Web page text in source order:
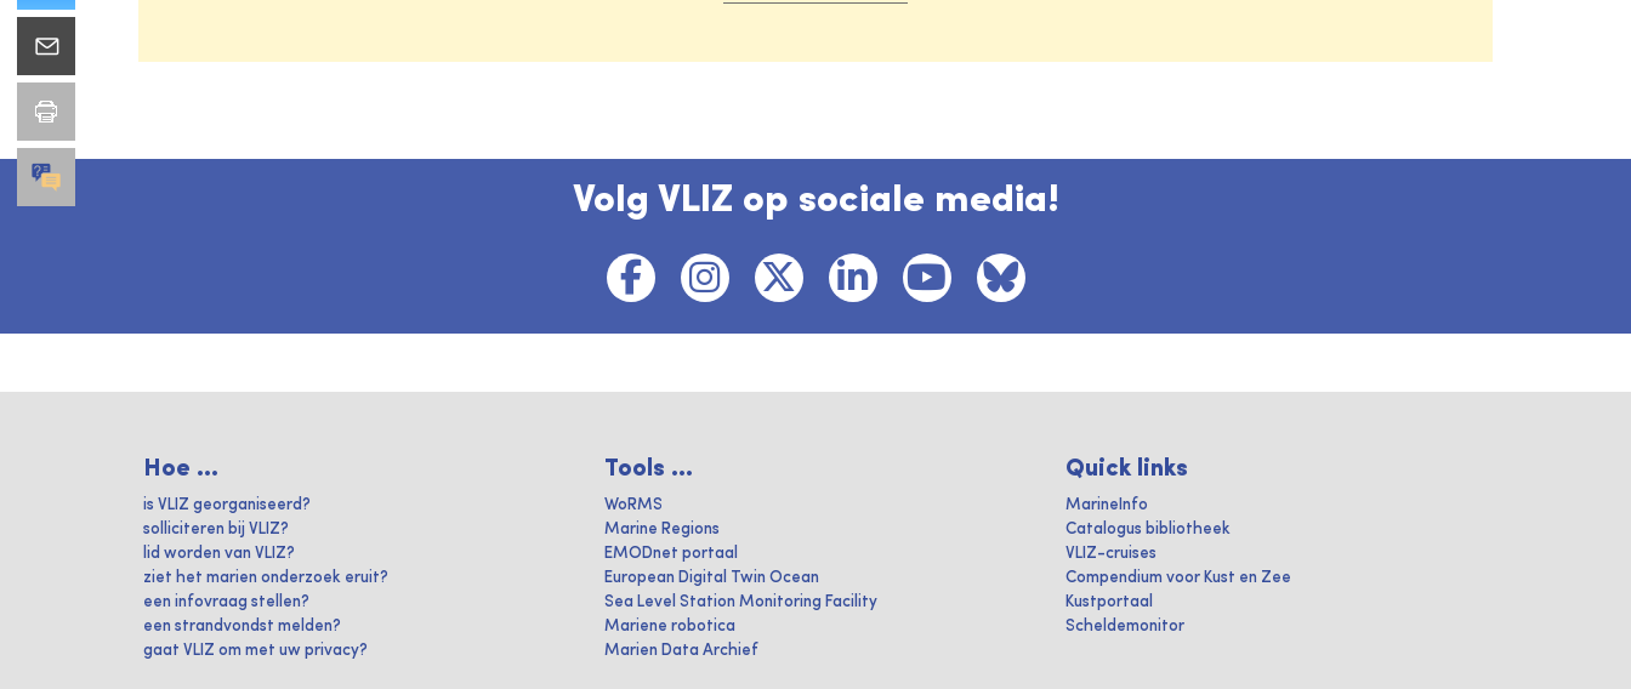
Volg VLIZ op sociale media!
Hoe ...
is VLIZ georganiseerd?
solliciteren bij VLIZ?
lid worden van VLIZ?
ziet het marien onderzoek eruit?
een infovraag stellen?
een strandvondst melden?
gaat VLIZ om met uw privacy?
Tools ...
WoRMS
Marine Regions
EMODnet portaal
European Digital Twin Ocean
Sea Level Station Monitoring Facility
Mariene robotica
Marien Data Archief
Quick links
MarineInfo
Catalogus bibliotheek
VLIZ-cruises
Compendium voor Kust en Zee
Kustportaal
Scheldemonitor